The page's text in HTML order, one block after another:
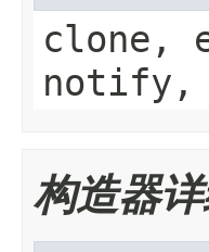
clone,
notify,
构造器